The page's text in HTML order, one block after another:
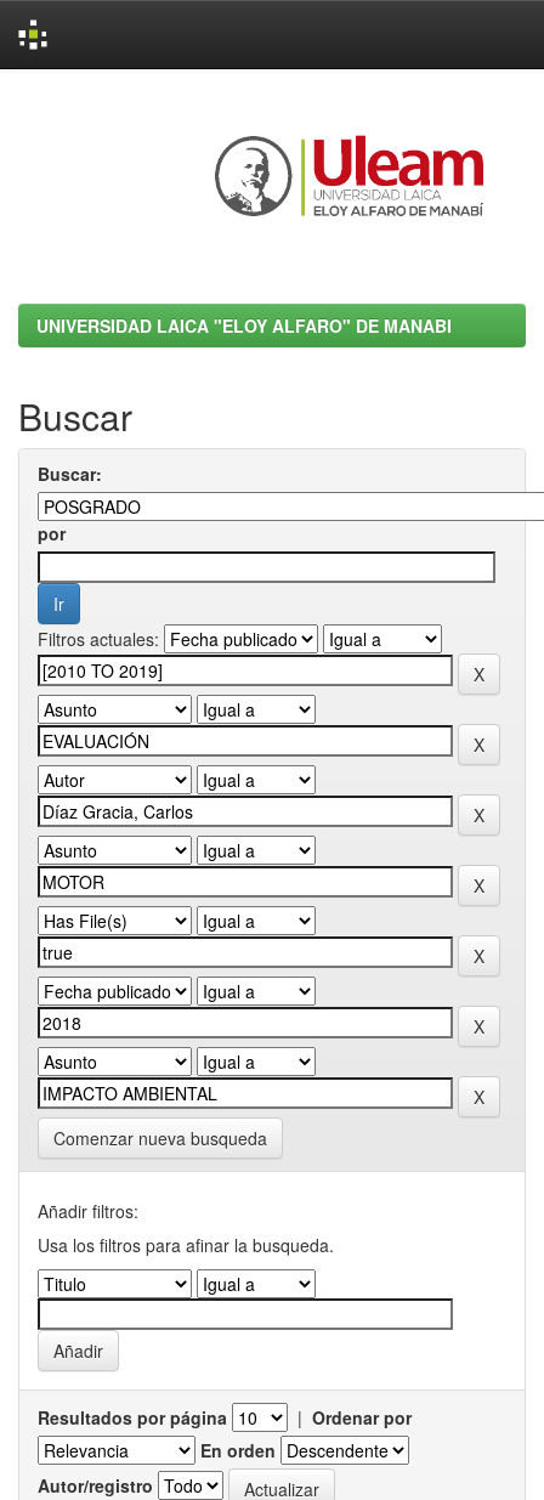
UNIVERSIDAD LAICA "ELOY ALFARO" DE MANABI
Buscar
Buscar:
por
Filtros actuales:
Comenzar nueva busqueda
Añadir filtros:
Usa los filtros para afinar la busqueda.
Resultados por página | Ordenar por
En orden
Autor/registro